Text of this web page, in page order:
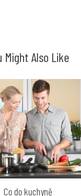
Might Also Like
Co do kuchyně